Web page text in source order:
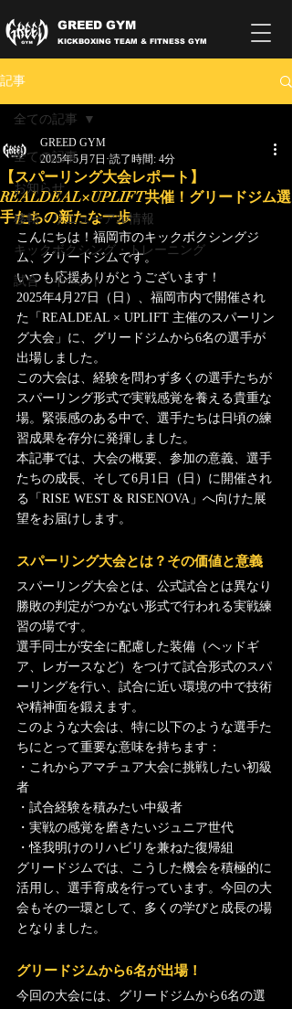
GREED GYM
KICKBOXING TEAM & FITNESS GYM
記事
全ての記事
お知らせ
移転・リニューアル情報
キックボクシング・トレーニング
試合・イベント
全ての記事
【スパーリング大会レポート】
REALDEAL×UPLIFT共催！グリードジム選
手たちの新たな一歩
GREED GYM
2025年5月7日 読了時間: 4分
こんにちは！福岡市のキックボクシングジ
ム、グリードジムです。
いつも応援ありがとうございます！
2025年4月27日（日）、福岡市内で開催され
た「REALDEAL × UPLIFT 主催のスパーリン
グ大会」に、グリードジムから6名の選手が
出場しました。
この大会は、経験を問わず多くの選手たちが
スパーリング形式で実戦感覚を養える貴重な
場。緊張感のある中で、選手たちは日頃の練
習成果を存分に発揮しました。
本記事では、大会の概要、参加の意義、選手
たちの成長、そして6月1日（日）に開催され
る「RISE WEST & RISENOVA」へ向けた展
望をお届けします。
スパーリング大会とは？その価値と意義
スパーリング大会とは、公式試合とは異なり
勝敗の判定がつかない形式で行われる実戦練
習の場です。
選手同士が安全に配慮した装備（ヘッドギ
ア、レガースなど）をつけて試合形式のスパ
ーリングを行い、試合に近い環境の中で技術
や精神面を鍛えます。
このような大会は、特に以下のような選手た
ちにとって重要な意味を持ちます：
・これからアマチュア大会に挑戦したい初級
者
・試合経験を積みたい中級者
・実戦の感覚を磨きたいジュニア世代
・怪我明けのリハビリを兼ねた復帰組
グリードジムでは、こうした機会を積極的に
活用し、選手育成を行っています。今回の大
会もその一環として、多くの学びと成長の場
となりました。
グリードジムから6名が出場！
今回の大会には、グリードジムから6名の選